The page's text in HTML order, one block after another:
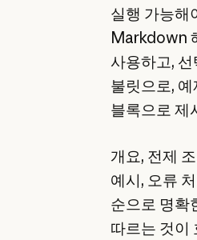
실행 가능해
Markdown
사용하고,
불릿으로, 예
블록으로 제
개요, 전제
예시, 오류
순으로 명확
따르는 것이